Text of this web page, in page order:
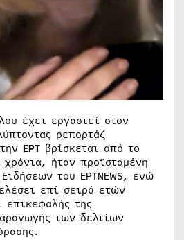
έχει εργαστεί στον
ρεπορτάζ
ΕΡΤ βρίσκεται από το
ήταν προϊσταμένη
του EΡTNEWS, ενώ
επί σειρά ετών
επικεφαλής της
των δελτίων